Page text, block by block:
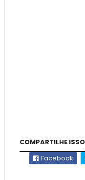
COMPARTILHE ISSO
Facebook